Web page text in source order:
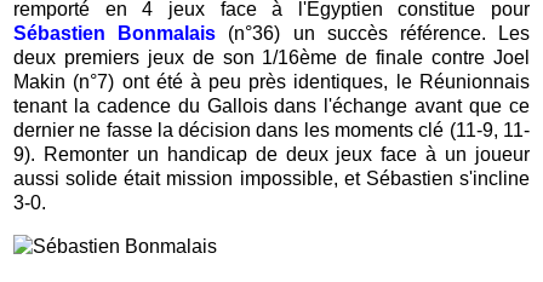
remporté en 4 jeux face à l'Égyptien constitue pour
Sébastien Bonmalais
(n°36) un succès référence. Les
deux premiers jeux de son 1/16ème de finale contre Joel
Makin (n°7) ont été à peu près identiques, le Réunionnais
tenant la cadence du Gallois dans l'échange avant que ce
dernier ne fasse la décision dans les moments clé (11-9, 11-
9). Remonter un handicap de deux jeux face à un joueur
aussi solide était mission impossible, et Sébastien s'incline
3-0.